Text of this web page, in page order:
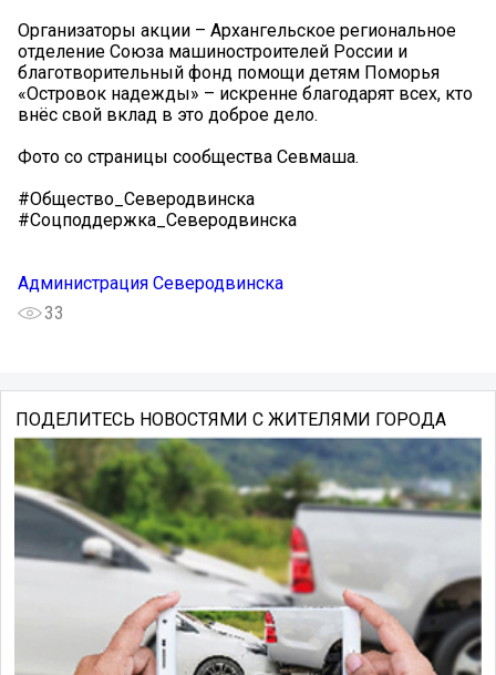
Организаторы акции – Архангельское региональное
отделение Союза машиностроителей России и
благотворительный фонд помощи детям Поморья
«Островок надежды» – искренне благодарят всех, кто
внёс свой вклад в это доброе дело.
Фото со страницы сообщества Севмаша.
#Общество_Северодвинска
#Соцподдержка_Северодвинска
Администрация Северодвинска
33
ПОДЕЛИТЕСЬ НОВОСТЯМИ С ЖИТЕЛЯМИ ГОРОДА